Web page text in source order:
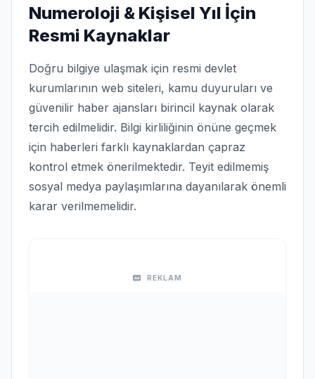
Numeroloji & Kişisel Yıl İçin
Resmi Kaynaklar
Doğru bilgiye ulaşmak için resmi devlet
kurumlarının web siteleri, kamu duyuruları ve
güvenilir haber ajansları birincil kaynak olarak
tercih edilmelidir. Bilgi kirliliğinin önüne geçmek
için haberleri farklı kaynaklardan çapraz
kontrol etmek önerilmektedir. Teyit edilmemiş
sosyal medya paylaşımlarına dayanılarak önemli
karar verilmemelidir.
REKLAM